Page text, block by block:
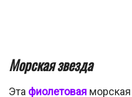
Морская звезда
Эта фиолетовая